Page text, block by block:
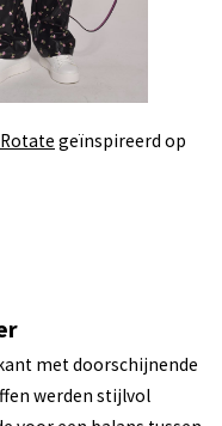
geïnspireerd op
met doorschijnende
werden stijlvol